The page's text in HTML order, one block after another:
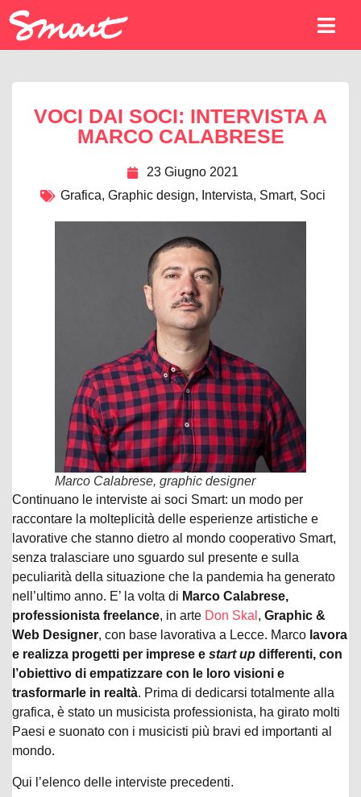
VOCI DAI SOCI: INTERVISTA A
MARCO CALABRESE
23 Giugno 2021
Grafica, Graphic design, Intervista, Smart, Soci
Marco Calabrese, graphic designer
Continuano le interviste ai soci Smart: un modo per
raccontare la molteplicità delle esperienze artistiche e
lavorative che stanno dietro al mondo cooperativo Smart,
senza tralasciare uno sguardo sul presente e sulla
peculiarità della situazione che la pandemia ha generato
nell’ultimo anno. E’ la volta di Marco Calabrese,
professionista freelance, in arte Don Skal , Graphic &
Web Designer, con base lavorativa a Lecce. Marco lavora
e realizza progetti per imprese e start up differenti, con
l’obiettivo di empatizzare con le loro visioni e
trasformarle in realtà. Prima di dedicarsi totalmente alla
grafica, è stato un musicista professionista, ha girato molti
Paesi e suonato con i musicisti più bravi ed importanti al
mondo.
Qui l’elenco delle interviste precedenti.